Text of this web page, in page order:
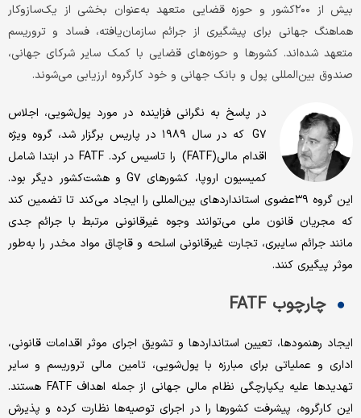
بیش از ۲۰۰کشور و حوزه قضایی متعهد به‌عنوان بخشی از یک‌سازوکار
هماهنگ جهانی برای پیشگیری از جرائم سازمان‌‌‌یافته، فساد و تروریسم
متعهد شده‌‌‌اند. کشورها و حوزه‌های قضایی با کمک سایر شرکای جهانی،
صندوق بین‌المللی پول و بانک جهانی و خود کارگروه ارزیابی می‌شوند.
در پاسخ به نگرانی فزاینده در مورد پول‌شویی، اجلاس
G۷ که در سال ۱۹۸۹ در پاریس برگزار شد، گروه ویژه
اقدام مالی(FATF) را تاسیس کرد. FATF در ابتدا شامل
کمیسیون اروپا، کشورهای G۷ و هشت‌کشور دیگر بود.
این گروه ۳۹عضوی استانداردهای بین‌المللی را ایجاد می‌کند تا تضمین کند
که مجریان قانون ملی می‌‌‌توانند وجوه غیرقانونی مرتبط با جرائم جدی
مانند جرائم سایبری، تجارت غیرقانونی اسلحه و قاچاق مواد مخدر را به‌طور
موثر پیگیری کنند.
چارچوب FATF
ایجاد رهنمودها، تعیین استانداردها و تشویق اجرای موثر اقدامات قانونی،
اداری و عملیاتی برای مبارزه با پول‌شویی، تامین مالی تروریسم و سایر
تهدیدها علیه یکپارچگی نظام مالی جهانی از جمله اهداف FATF هستند.
این کارگروه، پیشرفت کشورها را در اجرای توصیه‌ها نظارت کرده و پذیرش